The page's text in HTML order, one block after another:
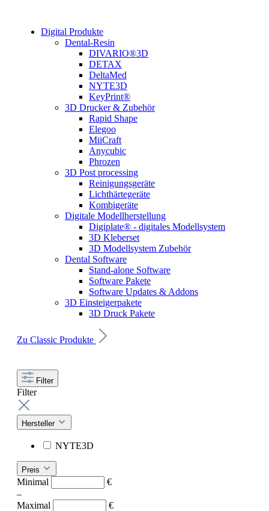
Digital Produkte
Dental-Resin
DIVARIO®3D
DETAX
DeltaMed
NYTE3D
KeyPrint®
3D Drucker & Zubehör
Rapid Shape
Elegoo
MiiCraft
Anycubic
Phrozen
3D Post processing
Reinigungsgeräte
Lichthärtegeräte
Kombigeräte
Digitale Modellherstellung
Digiplate® - digitales Modellsystem
3D Kleberset
3D Modellsystem Zubehör
Dental Software
Stand-alone Software
Software Pakete
Software Updates & Addons
3D Einsteigerpakete
3D Druck Pakete
Zu Classic Produkte
Filter
Filter
Hersteller
NYTE3D
Preis
Minimal
€
–
Maximal
€